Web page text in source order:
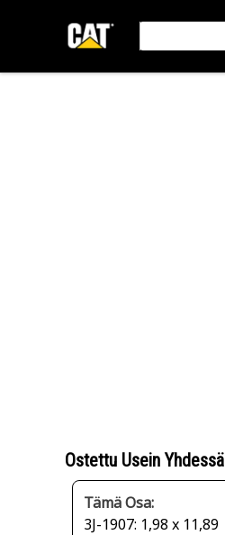
Ostettu Usein Yhdessä
Tämä Osa:
3J-1907: 1,98 x 11,89